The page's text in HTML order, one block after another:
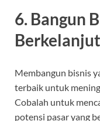
6. Bangun
Membangun bisnis
terbaik untuk
Cobalah untuk
potensi pasar yang